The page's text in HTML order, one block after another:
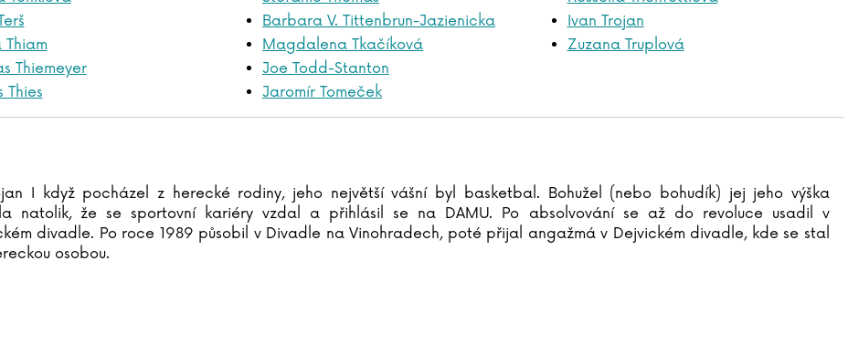
Thiemeyer
Thies
Barbara V. Tittenbrun-Jazienicka
Magdalena Tkačíková
Joe Todd-Stanton
Jaromír Tomeček
Ivan Trojan
Zuzana Truplová
I když pocházel z herecké rodiny, jeho největší vášní byl basketbal. Bohužel (nebo bohudík) jej jeho výška
natolik, že se sportovní kariéry vzdal a přihlásil se na DAMU. Po absolvování se až do revoluce usadil v
divadle. Po roce 1989 působil v Divadle na Vinohradech, poté přijal angažmá v Dejvickém divadle, kde se stal
osobou.